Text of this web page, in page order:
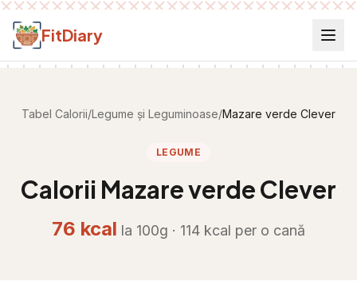
Salt la conținut
FitDiary
Tabel Calorii/Legume și Leguminoase/Mazare verde Clever
LEGUME
Calorii Mazare verde Clever
76 kcal la 100g · 114 kcal per o cană